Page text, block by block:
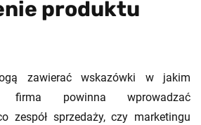
produktu
zawierać wskazówki w jakim
firma powinna wprowadzać
zespół sprzedaży, czy marketingu